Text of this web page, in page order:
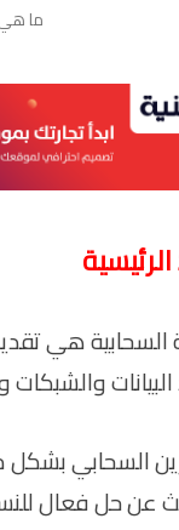
ما هي
هي
والشبكات
السحابي بشكل
عن حل فعال